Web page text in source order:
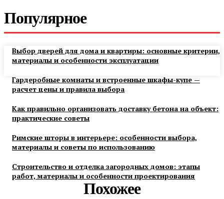
Популярное
Выбор дверей для дома и квартиры: основные критерии,
материалы и особенности эксплуатации
Гардеробные комнаты и встроенные шкафы-купе —
расчет цены и правила выбора
Как правильно организовать доставку бетона на объект:
практические советы
Римские шторы в интерьере: особенности выбора,
материалы и советы по использованию
Строительство и отделка загородных домов: этапы
работ, материалы и особенности проектирования
Похожее